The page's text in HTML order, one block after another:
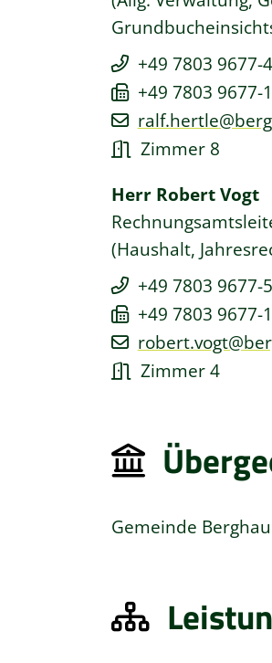
+49 7803 9677-
+49 7803 9677-
Zimmer 8
Herr RobertVogt
(Haushalt,
+49 7803 9677-
+49 7803 9677-
Zimmer 4
Gemeinde